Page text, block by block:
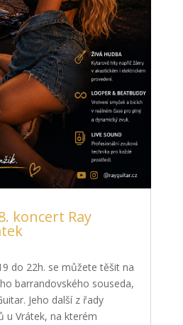
koncert Ray
do 22h. se můžete těšit na
barrandovského souseda,
Jeho další z řady
u Vrátek, na kterém